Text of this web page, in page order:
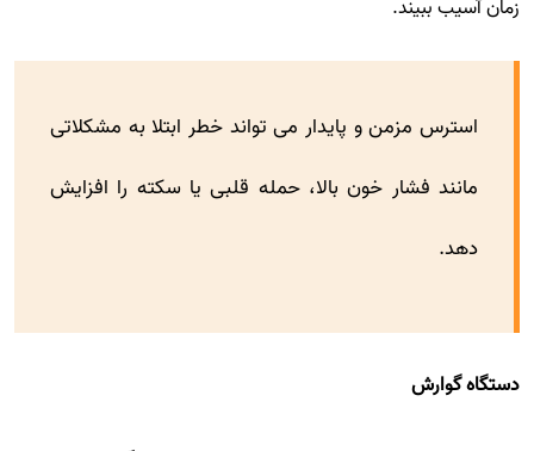
زمان آسیب ببیند.
استرس مزمن و پایدار می تواند خطر ابتلا به مشکلاتی
مانند فشار خون بالا، حمله قلبی یا سکته را افزایش
دهد.
دستگاه گوارش